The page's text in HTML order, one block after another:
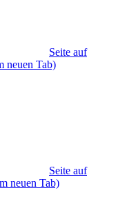
Seite auf
neuen Tab)
Seite auf
neuen Tab)